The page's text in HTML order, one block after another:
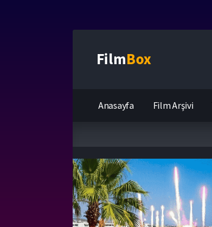
FilmBox
Anasayfa Film Arşivi